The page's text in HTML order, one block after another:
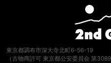
東京都調布市深大寺北町6-56-19
（古物商許可 東京都公安委員会 第